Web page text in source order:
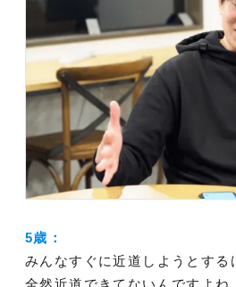
5歳：
みんなすぐに近道しようとする